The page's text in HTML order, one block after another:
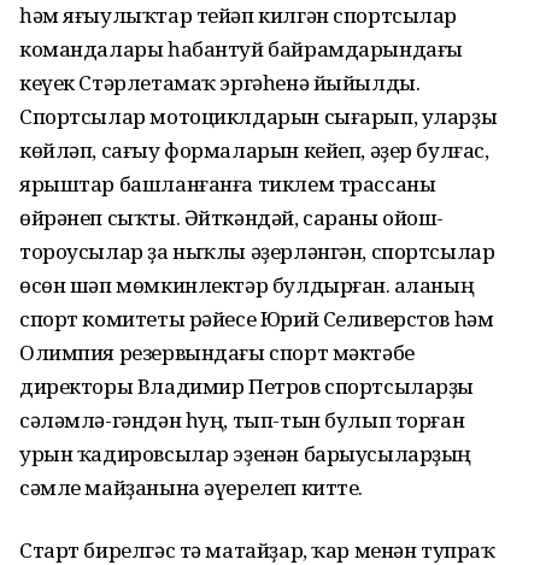
һәм яғыулыҡтар тейәп килгән спортсылар
командалары һабантуй байрамдарындағы
кеүек Стәрлетамаҡ эргәһенә йыйылды.
Спортсылар мотоциклдарын сығарып, уларҙы
көйләп, сағыу формаларын кейеп, әҙер булғас,
ярыштар башланғанға тиклем трассаны
өйрәнеп сыҡты. Әйткәндәй, сараны ойош-
тороусылар ҙа ныҡлы әҙерләнгән, спортсылар
өсөн шәп мөмкинлектәр булдырған. Ҡаланың
спорт комитеты рәйесе Юрий Селиверстов һәм
Олимпия резервындағы спорт мәктәбе
директоры Владимир Петров спортсыларҙы
сәләмлә-гәндән һуң, тып-тын булып торған
урын ҡадировсылар эҙенән барыусыларҙың
сәмле майҙанына әүерелеп китте.
Старт бирелгәс тә матайҙар, ҡар менән тупраҡ